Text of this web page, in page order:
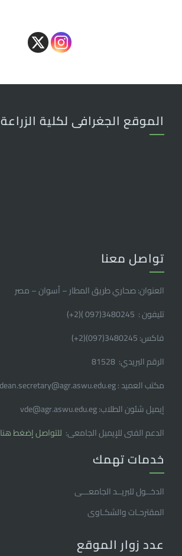
الموقع الجغرافى لكلية الزراعة
تواصل معنا
العنوان: صحاري طريق المطار – أسوان – مصر
تليفون : 3480245(097 )(2
+
)
فاكس: 3480245(097)(2
+
)
الرقم البريدي: 81528
مكتب العميد : dean.secretary@agr.aswu.edu.eg
إيميل شئون الطلاب: vde@agr.aswu.edu.eg
الدعم الفنى للإيميل الجامعى: للتواصل إضغط هنا
خدمات تهمك
الدخــول للبريــد الجامعـــى
المقترحـات والشكـاوى
عدد زوار الموقع